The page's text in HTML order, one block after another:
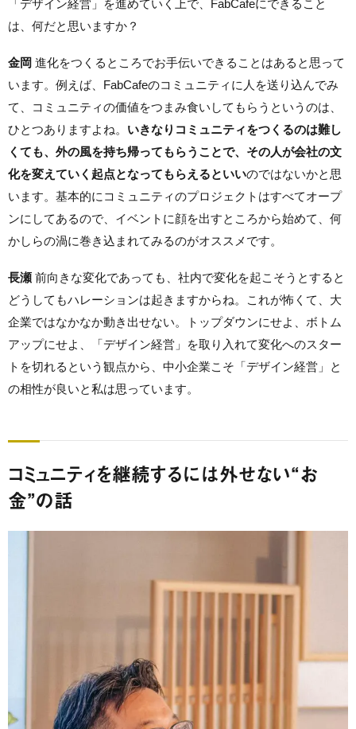
「デザイン経営」を進めていく上で、FabCafeにできること
は、何だと思いますか？
金岡 進化をつくるところでお手伝いできることはあると思って
います。例えば、FabCafeのコミュニティに人を送り込んでみ
て、コミュニティの価値をつまみ食いしてもらうというのは、
ひとつありますよね。 いきなりコミュニティをつくるのは難し
くても、外の風を持ち帰ってもらうことで、その人が会社の文
化を変えていく起点となってもらえるといいのではないかと思
います。基本的にコミュニティのプロジェクトはすべてオープ
ンにしてあるので、イベントに顔を出すところから始めて、何
かしらの渦に巻き込まれてみるのがオススメです。
長瀬 前向きな変化であっても、社内で変化を起こそうとすると
どうしてもハレーションは起きますからね。これが怖くて、大
企業ではなかなか動き出せない。トップダウンにせよ、ボトム
アップにせよ、「デザイン経営」を取り入れて変化へのスター
トを切れるという観点から、中小企業こそ「デザイン経営」と
の相性が良いと私は思っています。
コミュニティを継続するには外せない“お
金”の話